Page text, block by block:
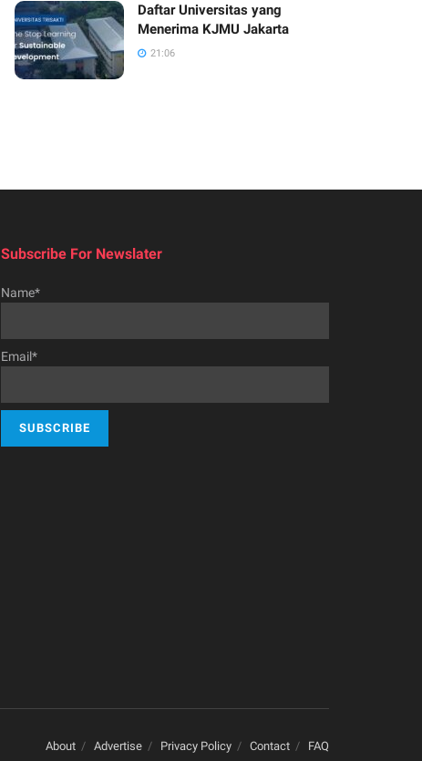
Daftar Universitas yang
Menerima KJMU Jakarta
21:06
Subscribe For Newslater
Name*
Email*
About Advertise Privacy Policy Contact FAQ